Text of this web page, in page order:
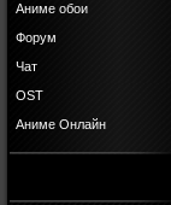
Аниме обои
Форум
Чат
OST
Аниме Онлайн